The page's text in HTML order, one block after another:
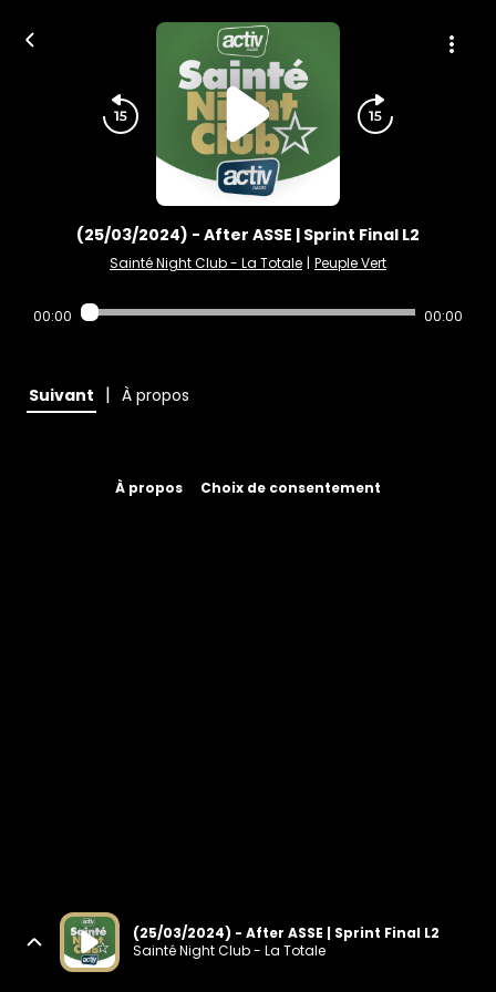
(25/03/2024) - After ASSE | Sprint Final L2
Sainté Night Club - La Totale | Peuple Vert
00:00 00:00
Suivant | À propos
À propos Choix de consentement
(25/03/2024) - After ASSE | Sprint Final L2
Sainté Night Club - La Totale